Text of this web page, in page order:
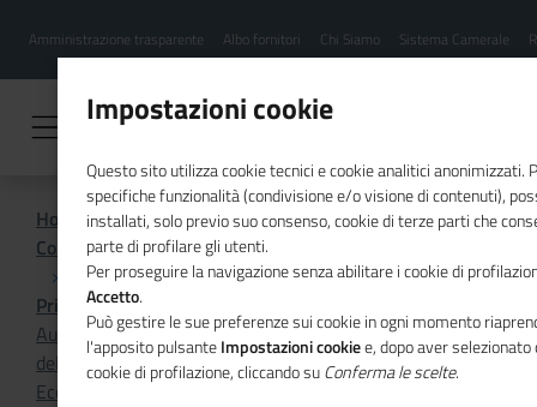
contenuto
Menu
hamburgher
Amministrazione trasparente Albo fornitori Chi Siamo Sistema Camerale
Home
Comunicazione istituzionale per il sistema camerale
Primo Piano
Aumento dei tassi di interesse, inflazione, costi
dell'energia nel nuovo numero di "Unioncamere
Economia & Imprese"
Impostazioni cookie
Questo sito utilizza cookie tecnici e cookie analitici anonimizzati.
specifiche funzionalità (condivisione e/o visione di contenuti),
installati, solo previo suo consenso, cookie di terze parti che
parte di profilare gli utenti.
Per proseguire la navigazione senza abilitare i cookie di
Accetto.
Può gestire le sue preferenze sui cookie in ogni momento
l'apposito pulsanteImpostazioni cookiee, dopo aver
cookie di profilazione, cliccando suConferma le scelte.